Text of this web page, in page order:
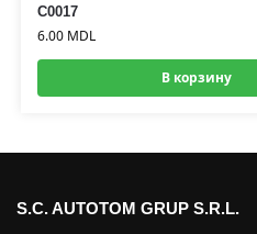
C0017
6.00 MDL
В корзину
S.C. AUTOTOM GRUP S.R.L.